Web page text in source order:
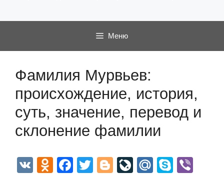
Меню
Фамилия Мурвьев:
происхождение, история,
суть, значение, перевод и
склонение фамилии
V
O
F
T
Bl
Li
M
S